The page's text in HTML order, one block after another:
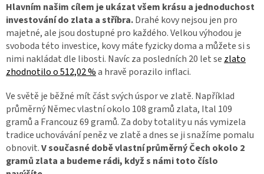
Hlavním našim cílem je ukázat všem krásu a jednoduchost
investování do zlata a stříbra.Drahé kovy nejsou jen pro
majetné, ale jsou dostupné pro každého. Velkou výhodou je
svoboda této investice, kovy máte fyzicky doma a můžete si s
nimi nakládat dle libosti. Navíc za posledních 20 let se zlato
zhodnotilo o 512,02 %a hravě porazilo inflaci.
Ve světě je běžné mít část svých úspor ve zlatě. Například
průměrný Němec vlastní okolo 108 gramů zlata, Ital 109
gramů a Francouz 69 gramů. Za doby totality u nás vymizela
tradice uchovávání peněz ve zlatě a dnes se ji snažíme pomalu
obnovit.V současné době vlastní průměrný Čech okolo 2
gramů zlata a budeme rádi, když s námi toto číslo